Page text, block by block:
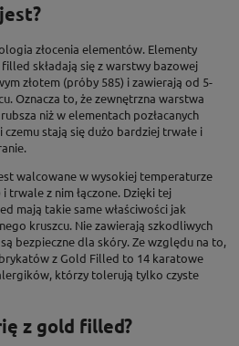
złocenia elementów. Elementy
składają się z warstwy bazowej
złotem (próby 585) i zawierają od 5-
Oznacza to, że zewnętrzna warstwa
niż w elementach pozłacanych
stają się dużo bardziej trwałe i
walcowane w wysokiej temperaturze
trwale z nim łączone. Dzięki tej
mają takie same właściwości jak
kruszcu. Nie zawierają szkodliwych
bezpieczne dla skóry. Ze względu na to,
z Gold Filled to 14 karatowe
którzy tolerują tylko czyste
z gold filled?